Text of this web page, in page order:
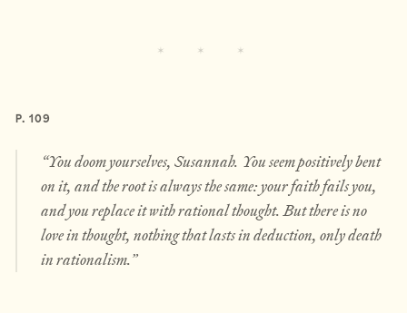
P. 109
“You doom yourselves, Susannah. You seem positively bent
on it, and the root is always the same: your faith fails you,
and you replace it with rational thought. But there is no
love in thought, nothing that lasts in deduction, only death
in rationalism.”